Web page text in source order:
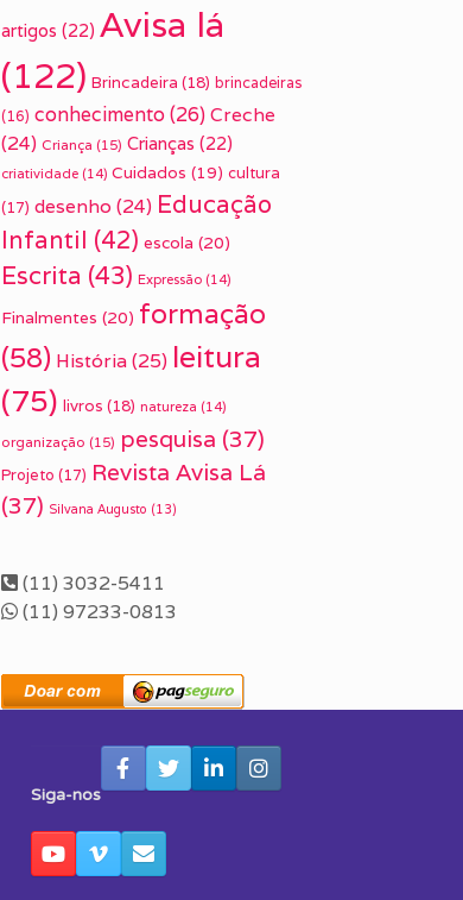
artigos (22) Avisa lá
(122) Brincadeira (18) brincadeiras
(16) conhecimento(26) Creche
(24) Criança (15) Crianças (22)
criatividade (14) Cuidados (19) cultura
(17) desenho (24) Educação
Infantil (42) escola (20)
Escrita (43) Expressão (14)
Finalmentes (20) formação
(58) História(25) leitura
(75) livros (18) natureza (14)
organização (15) pesquisa (37)
Projeto (17) Revista Avisa Lá
(37) Silvana Augusto (13)
(11) 3032-5411
(11) 97233-0813
Siga-nos